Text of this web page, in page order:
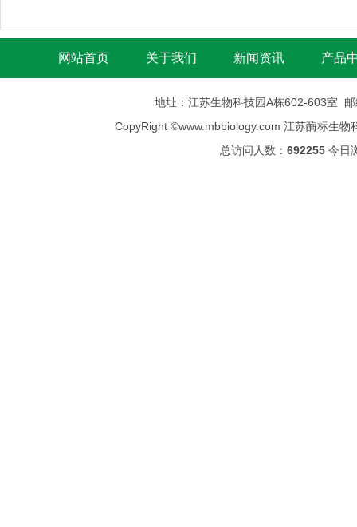
网站首页 关于我们 新闻资讯 产品
地址：江苏生物科技园A栋602-603室
CopyRight ©www.mbbiology.com 江苏酶标生物
总访问人数： 692255 今日